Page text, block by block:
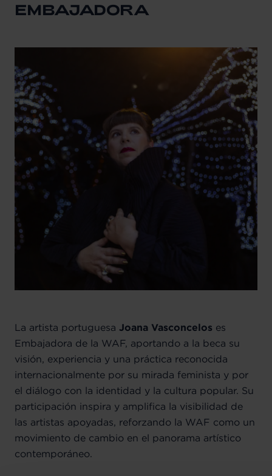
EMBAJADORA
La artista portuguesa Joana Vasconcelos es
Embajadora de la WAF, aportando a la beca su
visión, experiencia y una práctica reconocida
internacionalmente por su mirada feminista y por
el diálogo con la identidad y la cultura popular. Su
participación inspira y amplifica la visibilidad de
las artistas apoyadas, reforzando la WAF como un
movimiento de cambio en el panorama artístico
contemporáneo.